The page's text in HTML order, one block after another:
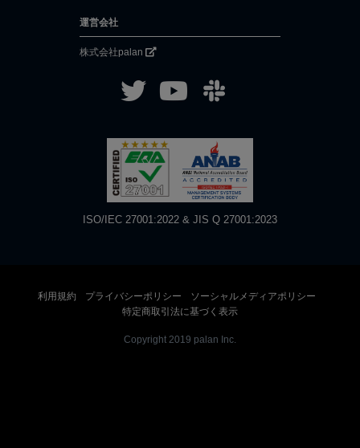
運営会社
株式会社palan
ISO/IEC 27001:2022 & JIS Q 27001:2023
利用規約 プライバシーポリシー
ソーシャルメディアポリシー
特定商取引法に基づく表示
Copyright 2019 palan Inc.